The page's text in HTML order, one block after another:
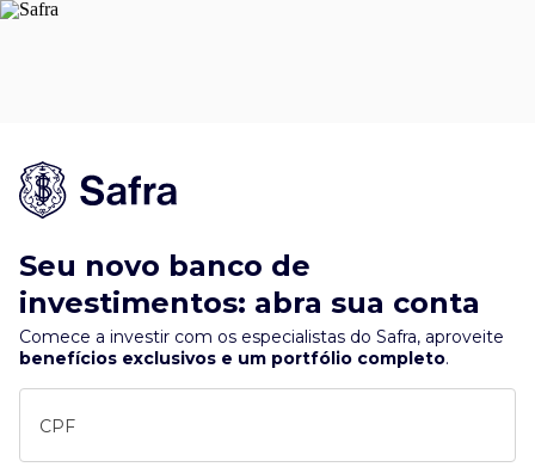
Seu novo banco de
investimentos: abra sua conta
Comece a investir com os especialistas do Safra, aproveite
benefícios exclusivos e um portfólio completo.
CPF